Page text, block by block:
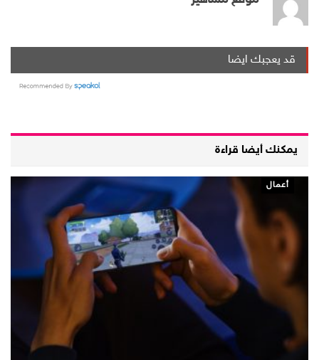
قد يعجبك ايضا
يمكنك أيضا قراءة
أعمال